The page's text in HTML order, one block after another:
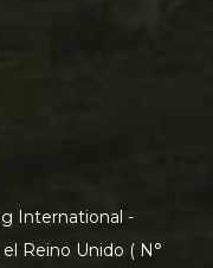
International -
Reino Unido ( N°